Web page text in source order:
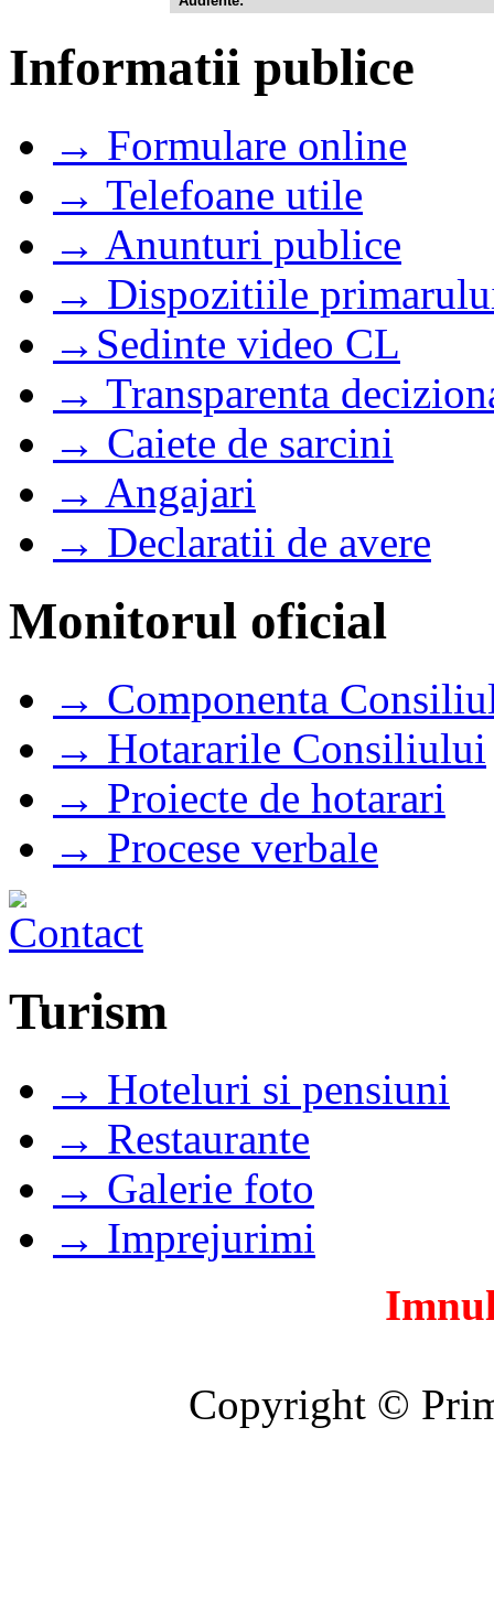
Informatii publice
→ Formulare online
→ Telefoane utile
→ Anunturi publice
→ Dispozitiile
→Sedinte video CL
→ Transparenta
→ Caiete de sarcini
→ Angajari
→ Declaratii de avere
Monitorul oficial
→ Componenta
→ Hotararile Consiliului
→ Proiecte de hotarari
→ Procese verbale
Turism
→ Hoteluri si pensiuni
→ Restaurante
→ Galerie foto
→ Imprejurimi
Copyright ©